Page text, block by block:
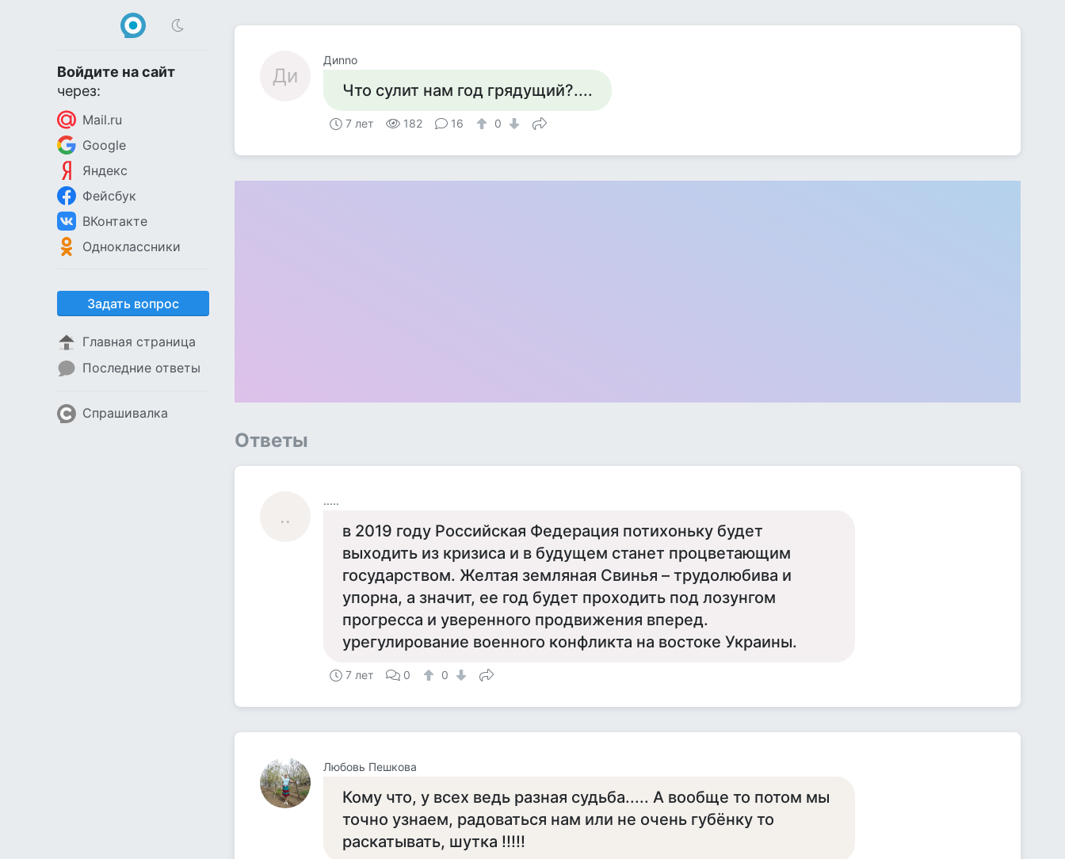
Войдите на сайт
через:
Mail.ru
Google
Яндекс
Фейсбук
ВКонтакте
Одноклассники
Задать вопрос
Главная страница
Последние ответы
Спрашивалка
Ди
Диnno
Что сулит нам год грядущий?....
7 лет 182 16 0
Ответы
..
.....
в 2019 году Российская Федерация потихоньку будет
выходить из кризиса и в будущем станет процветающим
государством. Желтая земляная Свинья – трудолюбива и
упорна, а значит, ее год будет проходить под лозунгом
прогресса и уверенного продвижения вперед.
урегулирование военного конфликта на востоке Украины.
7 лет 0 0
Любовь Пешкова
Кому что, у всех ведь разная судьба..... А вообще то потом мы
точно узнаем, радоваться нам или не очень губёнку то
раскатывать, шутка !!!!!